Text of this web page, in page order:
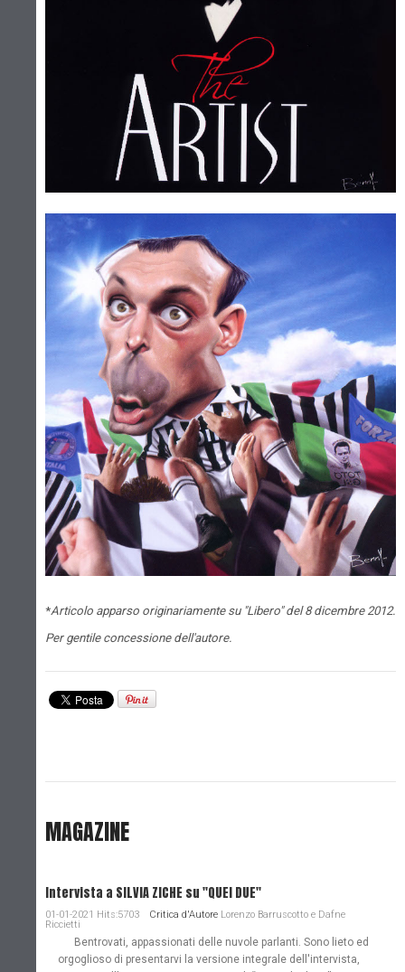
*Articolo apparso originariamente su "Libero" del 8 dicembre 2012.
Per gentile concessione dell'autore.
MAGAZINE
Intervista a SILVIA ZICHE su "QUEI DUE"
01-01-2021 Hits:5703 Critica d'Autore Lorenzo Barruscotto e Dafne
Riccietti
Bentrovati, appassionati delle nuvole parlanti. Sono lieto ed
orgoglioso di presentarvi la versione integrale dell'intervista,